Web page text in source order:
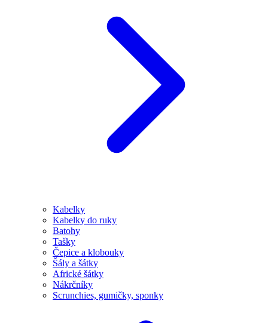
Kabelky
Kabelky do ruky
Batohy
Tašky
Čepice a klobouky
Šály a šátky
Africké šátky
Nákrčníky
Scrunchies, gumičky, sponky